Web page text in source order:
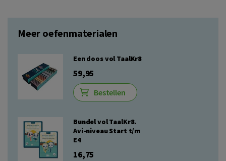
Meer oefenmaterialen
Een doos vol TaalKr8
59,95
Bestellen
Bundel vol TaalKr8.
Avi-niveau Start t/m
E4
16,75